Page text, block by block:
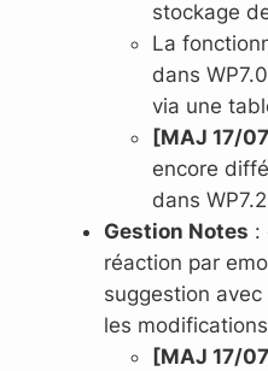
stockage
La
dans
via une
[MAJ 17/
encore
dans
Gestion Notes :
réaction par
suggestion avec
les
[MAJ 17/